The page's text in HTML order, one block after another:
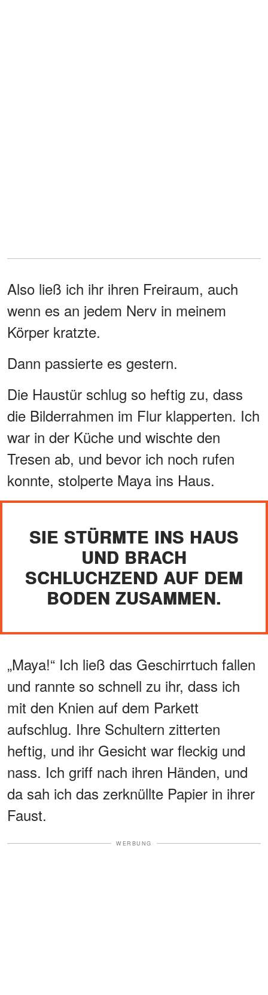
Also ließ ich ihr ihren Freiraum, auch
wenn es an jedem Nerv in meinem
Körper kratzte.
Dann passierte es gestern.
Die Haustür schlug so heftig zu, dass
die Bilderrahmen im Flur klapperten. Ich
war in der Küche und wischte den
Tresen ab, und bevor ich noch rufen
konnte, stolperte Maya ins Haus.
SIE STÜRMTE INS HAUS
UND BRACH
SCHLUCHZEND AUF DEM
BODEN ZUSAMMEN.
„Maya!“ Ich ließ das Geschirrtuch fallen
und rannte so schnell zu ihr, dass ich
mit den Knien auf dem Parkett
aufschlug. Ihre Schultern zitterten
heftig, und ihr Gesicht war fleckig und
nass. Ich griff nach ihren Händen, und
da sah ich das zerknüllte Papier in ihrer
Faust.
WERBUNG